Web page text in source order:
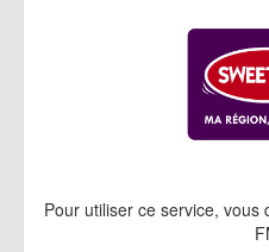
Pour utiliser ce service,